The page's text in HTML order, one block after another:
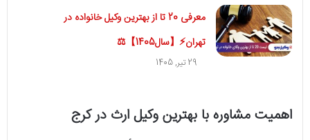
معرفی 20 تا از بهترین وکیل خانواده در
تهران⚡【سال1405】⚖️
29 تیر, 1405
اهمیت مشاوره با بهترین وکیل ارث در کرج